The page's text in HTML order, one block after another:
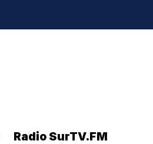
Radio SurTV.FM